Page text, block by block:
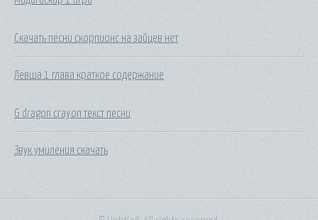
Скачать песни скорпионс на зайцев нет
Левша 1 глава краткое содержание
G dragon crayon текст песни
Звук умиления скачать